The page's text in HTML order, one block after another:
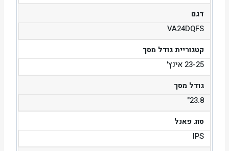
דגם
VA24DQFS
קטגוריית גודל מסך
23-25 אינץ'
גודל מסך
23.8"
סוג פאנל
IPS